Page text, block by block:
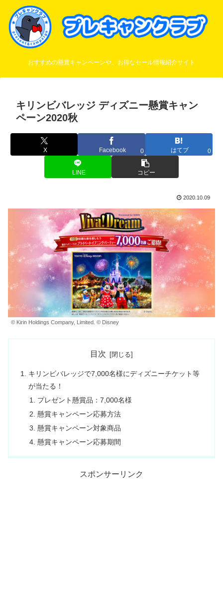
おすすめの懸賞キャンペーンや、お得なセール情報紹介サイト
キリンビバレッジ ディズニー懸賞キャン
ペーン2020秋
X Facebook 0 はてブ 0
LINE コピー
2020.10.09
© Kirin Holdings Company, Limited. © Disney
目次
キリンビバレッジで7,000名様にディズニーチケット等
が当たる！
プレゼント懸賞品：7,000名様
懸賞キャンペーン応募方法
懸賞キャンペーン対象商品
懸賞キャンペーン応募期間
スポンサーリンク